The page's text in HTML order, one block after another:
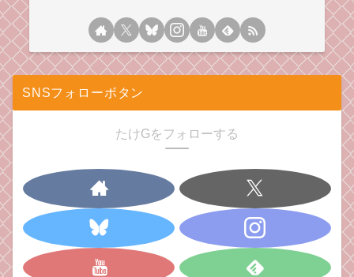
SNSフォローボタン
たけGをフォローする